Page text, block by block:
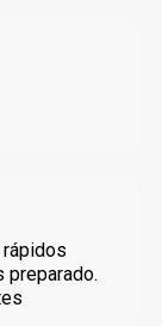
preparado.